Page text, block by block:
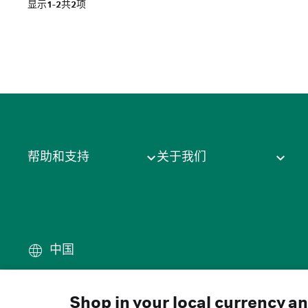
Shop in your local currency
显示1-2共2项
帮助和支持 关于我们
中国
隐私政策